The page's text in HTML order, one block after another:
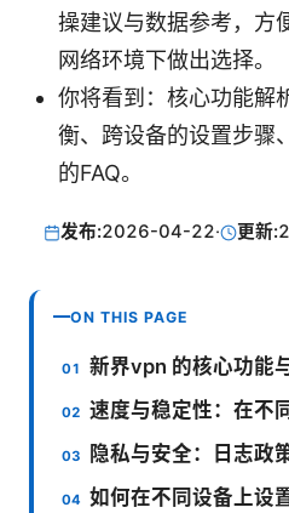
操建议与数据参考，方
网络环境下做出选择。
你将看到：核心功能解
衡、跨设备的设置步骤
的FAQ。
发布:2026-04-22· 更新:
ON THIS PAGE
新界vpn 的核心功能
速度与稳定性：在不
隐私与安全：日志政
如何在不同设备上设